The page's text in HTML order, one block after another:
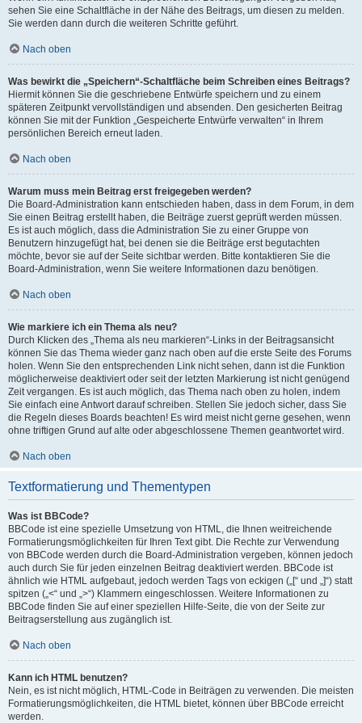
sehen Sie eine Schaltfläche in der Nähe des Beitrags, um diesen zu melden.
Sie werden dann durch die weiteren Schritte geführt.
Nach oben
Was bewirkt die „Speichern“-Schaltfläche beim Schreiben eines Beitrags?
Hiermit können Sie die geschriebene Entwürfe speichern und zu einem
späteren Zeitpunkt vervollständigen und absenden. Den gesicherten Beitrag
können Sie mit der Funktion „Gespeicherte Entwürfe verwalten“ in Ihrem
persönlichen Bereich erneut laden.
Nach oben
Warum muss mein Beitrag erst freigegeben werden?
Die Board-Administration kann entschieden haben, dass in dem Forum, in dem
Sie einen Beitrag erstellt haben, die Beiträge zuerst geprüft werden müssen.
Es ist auch möglich, dass die Administration Sie zu einer Gruppe von
Benutzern hinzugefügt hat, bei denen sie die Beiträge erst begutachten
möchte, bevor sie auf der Seite sichtbar werden. Bitte kontaktieren Sie die
Board-Administration, wenn Sie weitere Informationen dazu benötigen.
Nach oben
Wie markiere ich ein Thema als neu?
Durch Klicken des „Thema als neu markieren“-Links in der Beitragsansicht
können Sie das Thema wieder ganz nach oben auf die erste Seite des Forums
holen. Wenn Sie den entsprechenden Link nicht sehen, dann ist die Funktion
möglicherweise deaktiviert oder seit der letzten Markierung ist nicht genügend
Zeit vergangen. Es ist auch möglich, das Thema nach oben zu holen, indem
Sie einfach eine Antwort darauf schreiben. Stellen Sie jedoch sicher, dass Sie
die Regeln dieses Boards beachten! Es wird meist nicht gerne gesehen, wenn
ohne triftigen Grund auf alte oder abgeschlossene Themen geantwortet wird.
Nach oben
Textformatierung und Thementypen
Was ist BBCode?
BBCode ist eine spezielle Umsetzung von HTML, die Ihnen weitreichende
Formatierungsmöglichkeiten für Ihren Text gibt. Die Rechte zur Verwendung
von BBCode werden durch die Board-Administration vergeben, können jedoch
auch durch Sie für jeden einzelnen Beitrag deaktiviert werden. BBCode ist
ähnlich wie HTML aufgebaut, jedoch werden Tags von eckigen („[“ und „]“) statt
spitzen („<“ und „>“) Klammern eingeschlossen. Weitere Informationen zu
BBCode finden Sie auf einer speziellen Hilfe-Seite, die von der Seite zur
Beitragserstellung aus zugänglich ist.
Nach oben
Kann ich HTML benutzen?
Nein, es ist nicht möglich, HTML-Code in Beiträgen zu verwenden. Die meisten
Formatierungsmöglichkeiten, die HTML bietet, können über BBCode erreicht
werden.